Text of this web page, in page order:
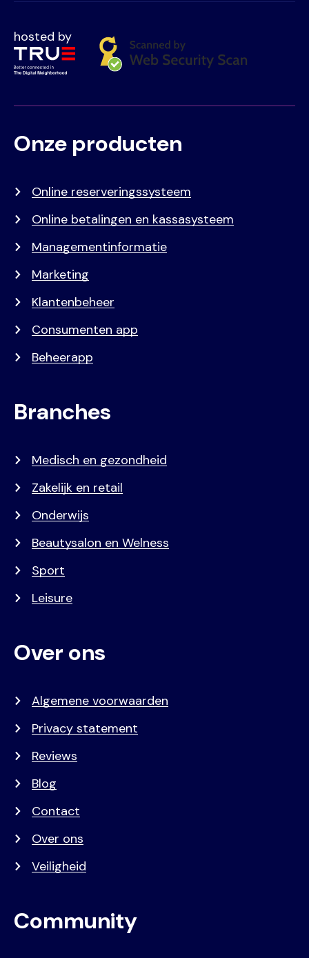
hosted by
Voet
Primair
Onze producten
Online reserveringssysteem
Online betalingen en kassasysteem
Managementinformatie
Marketing
Klantenbeheer
Consumenten app
Beheerapp
Branches
Medisch en gezondheid
Zakelijk en retail
Onderwijs
Beautysalon en Welness
Sport
Leisure
Over ons
Algemene voorwaarden
Privacy statement
Reviews
Blog
Contact
Over ons
Veiligheid
Community